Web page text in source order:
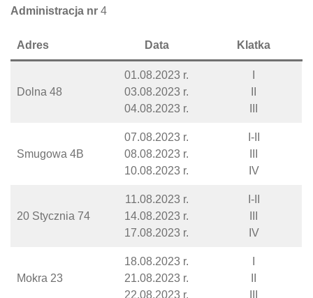
Administracja nr 4
Adres Data Klatka
Dolna 48
01.08.2023 r.
03.08.2023 r.
04.08.2023 r.
Smugowa 4B
07.08.2023 r.
08.08.2023 r.
10.08.2023 r.
I-II
IV
20 Stycznia 74
11.08.2023 r.
14.08.2023 r.
17.08.2023 r.
I-II
IV
Mokra 23
18.08.2023 r.
21.08.2023 r.
22.08.2023 r.